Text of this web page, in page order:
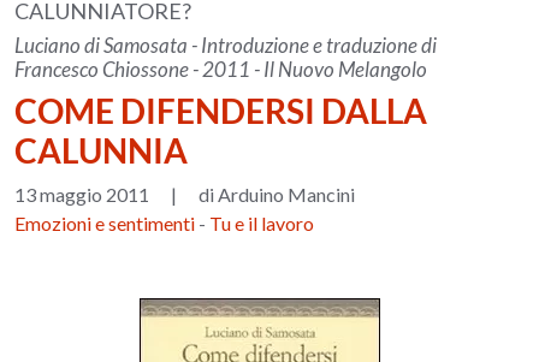
CALUNNIATORE?
Luciano di Samosata - Introduzione e traduzione di
Francesco Chiossone - 2011 - Il Nuovo Melangolo
COME DIFENDERSI DALLA
CALUNNIA
13 maggio 2011 |
di Arduino Mancini
Emozioni e sentimenti - Tu e il lavoro